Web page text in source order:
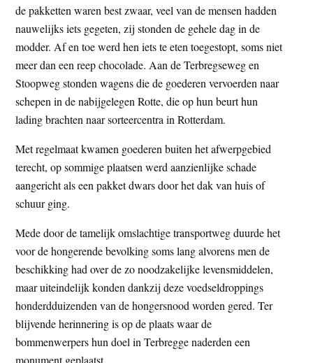
de pakketten waren best zwaar, veel van de mensen hadden
nauwelijks iets gegeten, zij stonden de gehele dag in de
modder. Af en toe werd hen iets te eten toegestopt, soms niet
meer dan een reep chocolade. Aan de Terbregseweg en
Stoopweg stonden wagens die de goederen vervoerden naar
schepen in de nabijgelegen Rotte, die op hun beurt hun
lading brachten naar sorteercentra in Rotterdam.
Met regelmaat kwamen goederen buiten het afwerpgebied
terecht, op sommige plaatsen werd aanzienlijke schade
aangericht als een pakket dwars door het dak van huis of
schuur ging.
Mede door de tamelijk omslachtige transportweg duurde het
voor de hongerende bevolking soms lang alvorens men de
beschikking had over de zo noodzakelijke levensmiddelen,
maar uiteindelijk konden dankzij deze voedseldroppings
honderdduizenden van de hongersnood worden gered. Ter
blijvende herinnering is op de plaats waar de
bommenwerpers hun doel in Terbregge naderden een
monument geplaatst.